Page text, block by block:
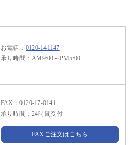
お電話： 0120-141147
承り時間：AM9:00～PM5:00
FAX：0120-17-0141
承り時間：24時間受付
FAXご注文はこちら